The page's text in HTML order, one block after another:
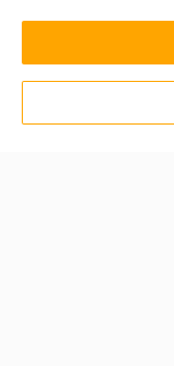
График работы